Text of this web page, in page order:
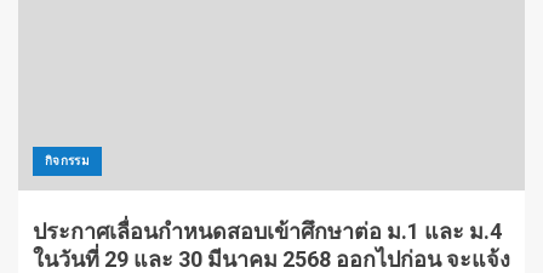
กิจกรรม
ประกาศเลื่อนกำหนดสอบเข้าศึกษาต่อ ม.1 และ ม.4
ในวันที่ 29 และ 30 มีนาคม 2568 ออกไปก่อน จะแจ้ง